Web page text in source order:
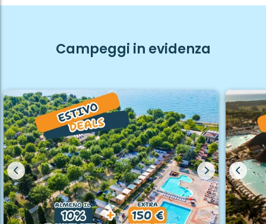
Campeggi in evidenza